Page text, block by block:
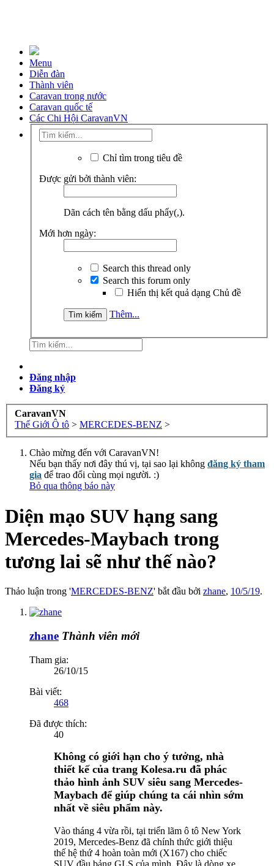
Menu
Diễn đàn
Thành viên
Caravan trong nước
Caravan quốc tế
Các Chi Hội CaravanVN
Chỉ tìm trong tiêu đề
Được gửi bởi thành viên:
Dãn cách tên bằng dấu phẩy(,).
Mới hơn ngày:
Search this thread only
Search this forum only
Hiển thị kết quả dạng Chủ đề
Thêm...
Đăng nhập
Đăng ký
CaravanVN
Thế Giới Ô tô > MERCEDES-BENZ >
Chào mừng đến với CaravanVN!
Nếu bạn thấy nơi đây thú vị, tại sao lại không đăng ký tham
gia để trao đổi cùng mọi người. :)
Bỏ qua thông báo này
Diện mạo SUV hạng sang
Mercedes-Maybach trong
tương lai sẽ như thế nào?
Thảo luận trong 'MERCEDES-BENZ' bắt đầu bởi zhane, 10/5/19.
zhane Thành viên mới
Tham gia:
26/10/15
Bài viết:
468
Đã được thích:
40
Không có giới hạn cho ý tưởng, nhà
thiết kế của trang Kolesa.ru đã phác
thảo hình ảnh SUV siêu sang Mercedes-
Maybach để giúp chúng ta cái nhìn sớm
nhất về siêu phẩm này.
Vào tháng 4 vừa rồi, tại triển lãm ô tô New York
2019, Mercedes-Benz đã chính thức giới thiệu
thế hệ thứ 4 hoàn toàn mới (X167) cho chiếc
SUV đầu bảng GLS của mình. Đây là dòng xe